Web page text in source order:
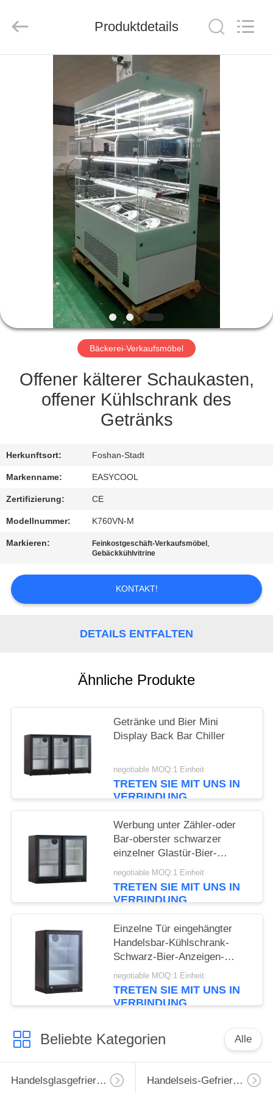
PRODUKTE
FABRIK-
AUSFLUG
QUALITÄTSKONTROLLE
TRETEN
SIE
MIT
VERBINDUNG
FORDERN
SIE
EIN
SITEMAP
PRIVACY
Ltd..
Produktdetails
Bäckerei-Verkaufsmöbel
Offener kälterer Schaukasten,
offener Kühlschrank des
Getränks
Herkunftsort: Foshan-Stadt
Markenname: EASYCOOL
Zertifizierung: CE
Modellnummer: K760VN-M
Markieren: Feinkostgeschäft-Verkaufsmöbel ,
Gebäckkühlvitrine
KONTAKT!
DETAILS ENTFALTEN
Ähnliche Produkte
Getränke und Bier Mini
Display Back Bar Chiller
negotiable MOQ:1 Einheit
TRETEN SIE MIT UNS IN
VERBINDUNG
Werbung unter Zähler-oder
Bar-oberster schwarzer
einzelner Glastür-Bier-
Kühlvorrichtung
negotiable MOQ:1 Einheit
TRETEN SIE MIT UNS IN
VERBINDUNG
Einzelne Tür eingehängter
Handelsbar-Kühlschrank-
Schwarz-Bier-Anzeigen-
Kühler
negotiable MOQ:1 Einheit
TRETEN SIE MIT UNS IN
VERBINDUNG
Beliebte Kategorien Alle
Handelsglasgefrierschrank Handelseis-Gefrierschrank